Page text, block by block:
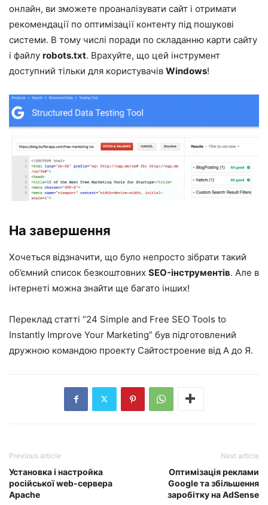
онлайн, ви зможете проаналізувати сайт і отримати
рекомендації по оптимізації контенту під пошукові
системи. В тому числі поради по складанню карти сайту
і файлу robots.txt. Врахуйте, що цей інструмент
доступний тільки для користувачів Windows!
На завершення
Хочеться відзначити, що було непросто зібрати такий
об’ємний список безкоштовних SEO-інструментів. Але в
інтернеті можна знайти ще багато інших!
Переклад статті “24 Simple and Free SEO Tools to
Instantly Improve Your Marketing” був підготовлений
дружною командою проекту Сайтостроение від А до Я.
Previous article
Установка і настройка
російської web-сервера
Apache
Next article
Оптимізація реклами
Google та збільшення
заробітку на AdSense